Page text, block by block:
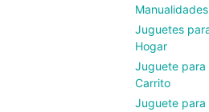
Manualidades
Juguetes
Hogar
Juguete para
Carrito
Juguete para